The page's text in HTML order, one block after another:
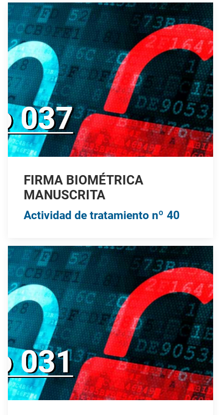
FIRMA BIOMÉTRICA
MANUSCRITA
Actividad de tratamiento nº 40